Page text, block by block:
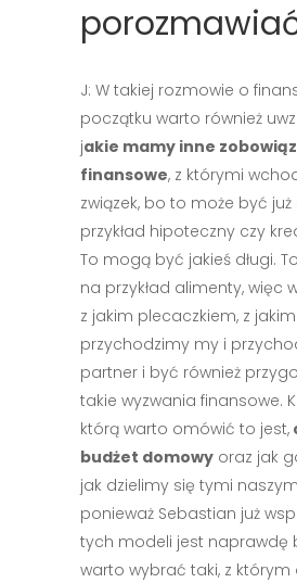
J: W takiej rozmowie o
początku warto również
jakie mamy inne
finansowe, z którymi
związek, bo to może być
przykład hipoteczny czy
To mogą być jakieś długi.
na przykład alimenty, więc
z jakim plecaczkiem, z
przychodzimy my i
partner i być również
takie wyzwania finansowe.
którą warto omówić to jest,
budżet domowy oraz jak
jak dzielimy się tymi
ponieważ Sebastian już
tych modeli jest naprawdę
warto wybrać taki, z